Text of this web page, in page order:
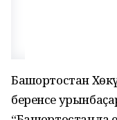
Башҡортостан
беренсе